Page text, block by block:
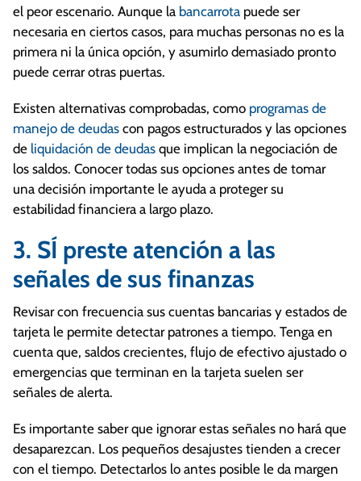
el peor escenario. Aunque la bancarrota puede ser
necesaria en ciertos casos, para muchas personas no es la
primera ni la única opción, y asumirlo demasiado pronto
puede cerrar otras puertas.
Existen alternativas comprobadas, como programas de
manejo de deudas con pagos estructurados y las opciones
de liquidación de deudas que implican la negociación de
los saldos. Conocer todas sus opciones antes de tomar
una decisión importante le ayuda a proteger su
estabilidad financiera a largo plazo.
3. SÍ preste atención a las
señales de sus finanzas
Revisar con frecuencia sus cuentas bancarias y estados de
tarjeta le permite detectar patrones a tiempo. Tenga en
cuenta que, saldos crecientes, flujo de efectivo ajustado o
emergencias que terminan en la tarjeta suelen ser
señales de alerta.
Es importante saber que ignorar estas señales no hará que
desaparezcan. Los pequeños desajustes tienden a crecer
con el tiempo. Detectarlos lo antes posible le da margen